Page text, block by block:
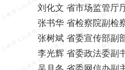
刘化文 省市场监管厅
张书华 省检察院副检
张树斌 省委宣传部副
李光辉 省委政法委副